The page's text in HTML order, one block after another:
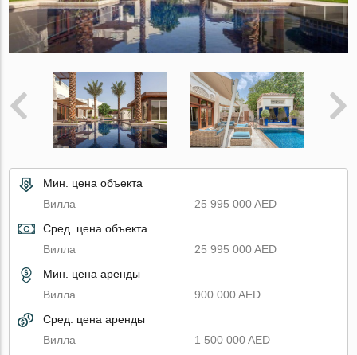
Мин. цена объекта
Вилла
25 995 000 AED
Сред. цена объекта
Вилла
25 995 000 AED
Мин. цена аренды
Вилла
900 000 AED
Сред. цена аренды
Вилла
1 500 000 AED